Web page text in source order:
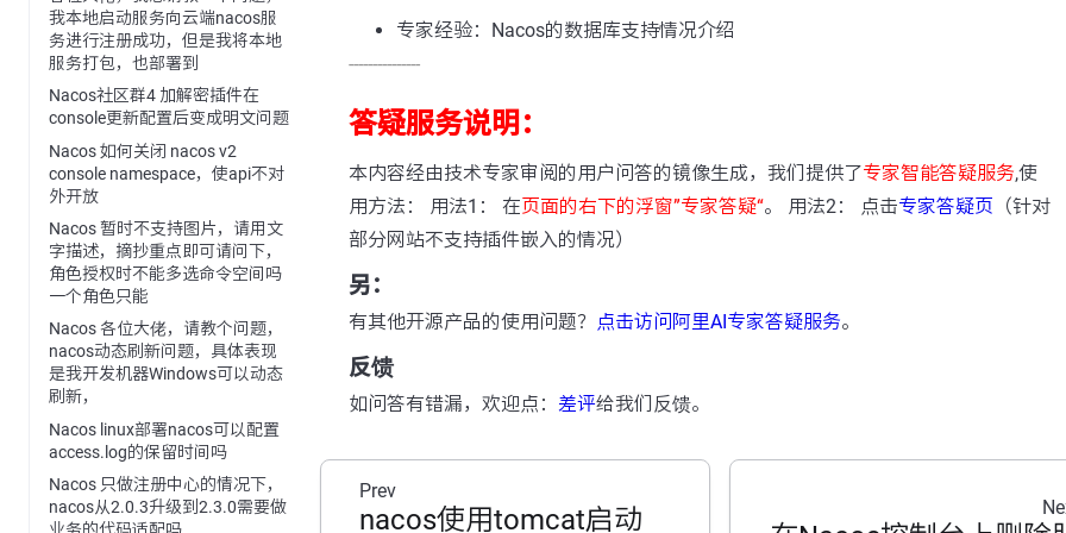
我本地启动服务向云端nacos服
务进行注册成功，但是我将本地
服务打包，也部署到
Nacos社区群4 加解密插件在
console更新配置后变成明文问题
Nacos 如何关闭 nacos v2
console namespace，使api不对
外开放
Nacos 暂时不支持图片，请用文
字描述，摘抄重点即可请问下，
角色授权时不能多选命令空间吗
一个角色只能
Nacos 各位大佬，请教个问题，
nacos动态刷新问题，具体表现
是我开发机器Windows可以动态
刷新，
Nacos linux部署nacos可以配置
access.log的保留时间吗
Nacos 只做注册中心的情况下，
nacos从2.0.3升级到2.3.0需要做
专家经验：Nacos的数据库支持情况介绍
---------------
答疑服务说明：
本内容经由技术专家审阅的用户问答的镜像生成，我们提供了专家智能答疑服务,使
用方法： 用法1： 在页面的右下的浮窗”专家答疑“。 用法2： 点击专家答疑页 （针对
部分网站不支持插件嵌入的情况）
另：
有其他开源产品的使用问题？ 点击访问阿里AI专家答疑服务。
反馈
如问答有错漏，欢迎点： 差评给我们反馈。
Prev
nacos使用tomcat启动